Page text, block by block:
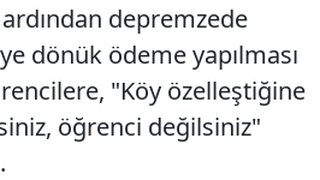
depremzede
dönük ödeme yapılması
"Köy özelleştiğine
öğrenci değilsiniz"